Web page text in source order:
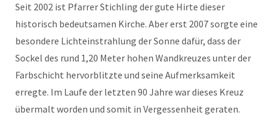
Seit 2002 ist Pfarrer Stichling der gute Hirte dieser
historisch bedeutsamen Kirche. Aber erst 2007 sorgte eine
besondere Lichteinstrahlung der Sonne dafür, dass der
Sockel des rund 1,20 Meter hohen Wandkreuzes unter der
Farbschicht hervorblitzte und seine Aufmerksamkeit
erregte. Im Laufe der letzten 90 Jahre war dieses Kreuz
übermalt worden und somit in Vergessenheit geraten.